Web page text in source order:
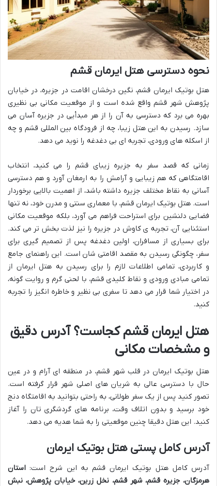
نحوه دسترسی هتل ایرمان قشم
هتل بوتیک ایرمان قشم، نگین درخشان اقامت در جزیره، در خیابان
پژوهش شهر قشم واقع شده است و از موقعیت مکانی بی نظیری
بهره می برد که دسترسی به آن را از هر مبدأیی در جزیره آسان می
سازد. رسیدن به این هتل زیبا، چه از فرودگاه بین المللی قشم و چه
از اسکله های ورودی، تجربه ای بی دغدغه را نوید می دهد.
زمانی که قصد سفر به جزیره زیبای قشم را می کنید، انتخاب
اقامتگاهی که هم زیبایی و آرامش را به ارمغان آورد و هم دسترسی
آسانی به نقاط مختلف جزیره داشته باشد، از اهمیت بالایی برخوردار
است. هتل بوتیک ایرمان قشم، با معماری سنتی و مدرن خود، نه تنها
فضایی دلنشین برای استراحت فراهم می آورد، بلکه موقعیت مکانی
استثنایی آن، تجربه ی کاوش در جزیره را نیز لذت بخش تر می کند.
برای بسیاری از مسافران، اولین دغدغه پس از تصمیم گیری برای
سفر، چگونگی رسیدن به مقصد اقامتی شان است. این راهنمای جامع
و کاربردی، تمامی اطلاعات لازم را برای رسیدن به هتل ایرمان از
تمامی مبادی ورودی و نقاط کلیدی قشم، با لحنی گرم و روایت گونه،
در اختیار شما قرار می دهد تا سفری بی نظیر و خاطره انگیز را تجربه
کنید.
هتل ایرمان قشم کجاست؟ آدرس دقیق
و مشخصات مکانی
هتل بوتیک ایرمان در قلب شهر قشم، در منطقه ای آرام و در عین
حال با دسترسی عالی به شریان های اصلی شهر قرار گرفته است.
تصور کنید پس از یک سفر طولانی، به راحتی بتوانید به اقامتگاه دنج
خود برسید و بدون اتلاف وقت، برنامه های گردشگری تان را آغاز
کنید. این هتل دقیقا چنین موقعیتی را به شما هدیه می دهد.
آدرس کامل پستی هتل بوتیک ایرمان
آدرس کامل هتل بوتیک ایرمان قشم به این شرح است: استان
هرمزگان، جزیره قشم، شهر قشم، نخل زرین، خیابان پژوهش، نبش